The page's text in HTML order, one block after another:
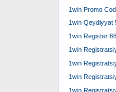
1win Promo
1win Qeydiyyat
1win Register
1win
1win
1win
1win